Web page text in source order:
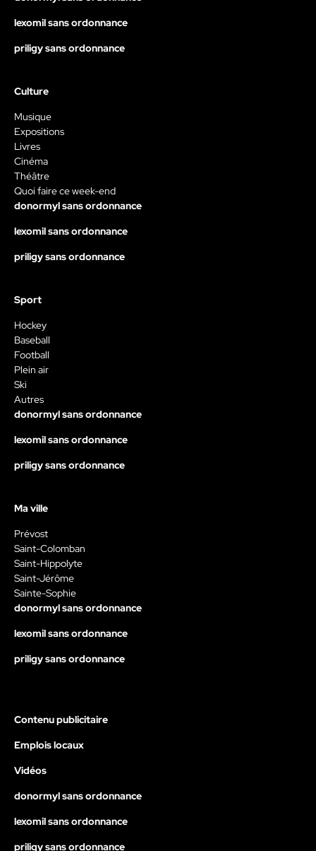
lexomil sans ordonnance
priligy sans ordonnance
Culture
Musique
Expositions
Livres
Cinéma
Théâtre
Quoi faire ce week-end
donormyl sans ordonnance
lexomil sans ordonnance
priligy sans ordonnance
Sport
Hockey
Baseball
Football
Plein air
Ski
Autres
donormyl sans ordonnance
lexomil sans ordonnance
priligy sans ordonnance
Ma ville
Prévost
Saint-Colomban
Saint-Hippolyte
Saint-Jérôme
Sainte-Sophie
donormyl sans ordonnance
lexomil sans ordonnance
priligy sans ordonnance
Contenu publicitaire
Emplois locaux
Vidéos
donormyl sans ordonnance
lexomil sans ordonnance
priligy sans ordonnance